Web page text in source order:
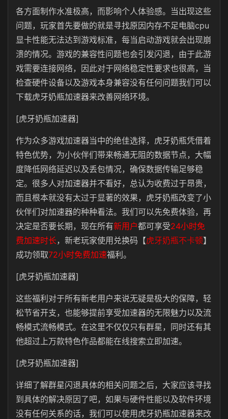
各方面制作水准极高，而影响个人体验感。当出现这些
问题，玩家首先要做的就是寻找原因内存不足电脑cpu
显卡性能无法达到游戏标准，每当启动游戏就会出现崩
溃的情况。游戏的兼容性问题也会引发闪退，由于此游
戏需要连接网络，因此对于网络稳定性要求也很高，当
检查硬件设备以及游戏本身兼容没有任何问题我们可以
下载虎牙奶瓶加速器来改善网络环境。
[虎牙奶瓶加速器]
作为众多游戏加速器当中的绝佳选择，虎牙奶瓶凭借着
特色优势，为小伙伴们带来畅通无阻的数据节点，大幅
度降低网络延迟以及丢包情况，确保数据传输足够稳
定。很多人对加速器并不看好，总认为收费过于昂贵，
而且根本就没有太过于显著的效果，虎牙奶瓶改变了小
伙伴们对加速器的种种看法。我们可以先免费体验，再
决定是否要长期，现在所有新用户都可享受24小时免
费加速时长 ，新老玩家使用兑换码【虎牙奶瓶不卡顿】
成功领取72小时免费加速福利。
[虎牙奶瓶加速器]
这些福利对于所有新老用户来说无疑是极大的保障，轻
松节省开支，也能够提前享受加速器的无限魅力以及流
畅模式流畅模式。在这里不仅仅只有群星，同时还有其
他超过上万款特色作品都能在线搜索立即加速。
[虎牙奶瓶加速器]
详细了解群星闪退具体的相关问题之后，大家应该寻找
到具体的解决原因了吧，如果与硬件性能以及软件环境
没有任何关系的话，我们可以使用虎牙奶瓶加速器来改